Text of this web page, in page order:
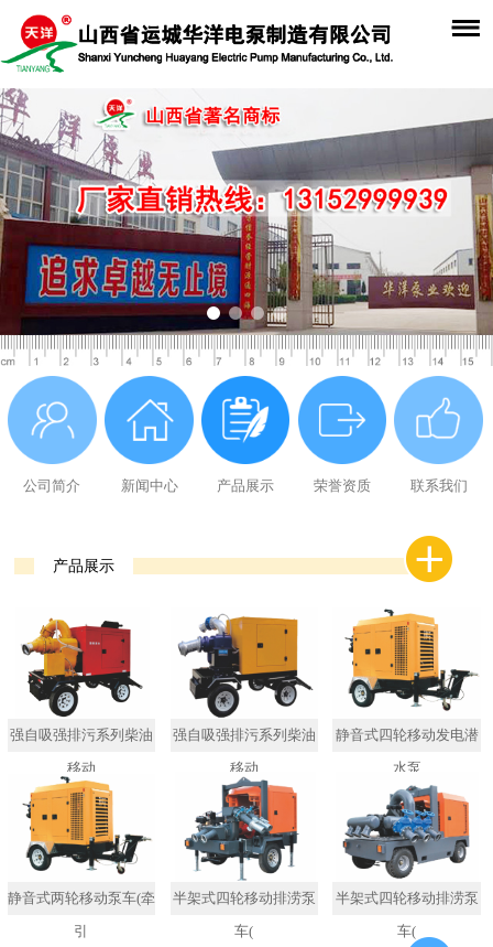
公司简介 新闻中心 产品展示 荣誉资质 联系我们
产品展示
强自吸强排污系列柴油
移动
强自吸强排污系列柴油
移动
静音式四轮移动发电潜
水泵
静音式两轮移动泵车(牵
引
半架式四轮移动排涝泵
车(
半架式四轮移动排涝泵
车(